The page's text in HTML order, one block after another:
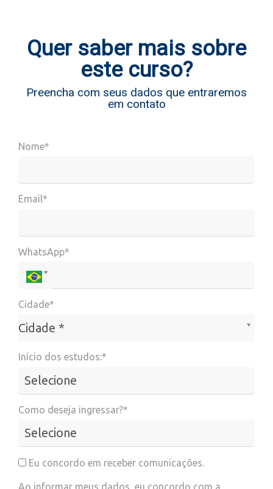
Quer saber mais sobre
este curso?
Preencha com seus dados que entraremos
em contato
Nome*
Email*
WhatsApp*
Cidade*
Cidade *
Cidade*
Início dos estudos:*
Como deseja ingressar?*
Eu concordo em receber comunicações.
Ao informar meus dados, eu concordo com a